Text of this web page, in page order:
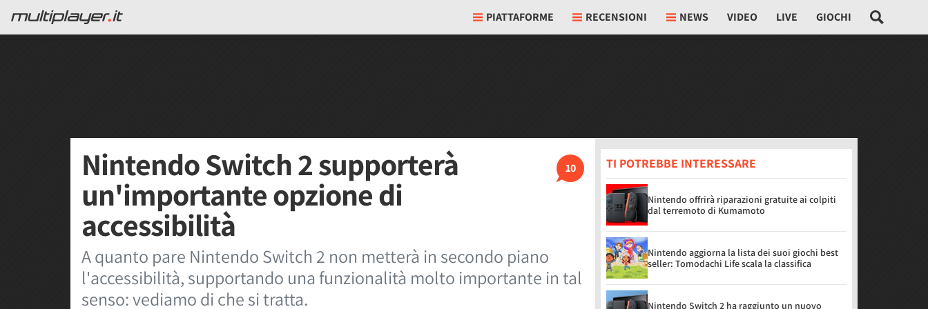
PIATTAFORME RECENSIONI NEWS VIDEO LIVE GIOCHI
10
Nintendo Switch 2 supporterà
un'importante opzione di
accessibilità
A quanto pare Nintendo Switch 2 non metterà in secondo piano
l'accessibilità, supportando una funzionalità molto importante in tal
senso: vediamo di che si tratta.
TI POTREBBE INTERESSARE
Nintendo offrirà riparazioni gratuite ai colpiti
dal terremoto di Kumamoto
Nintendo aggiorna la lista dei suoi giochi best
seller: Tomodachi Life scala la classifica
Nintendo Switch 2 ha raggiunto un nuovo